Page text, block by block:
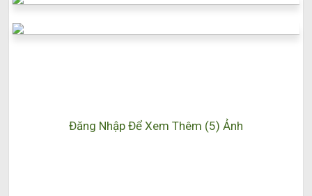
Đăng Nhập Để Xem Thêm (5) Ảnh